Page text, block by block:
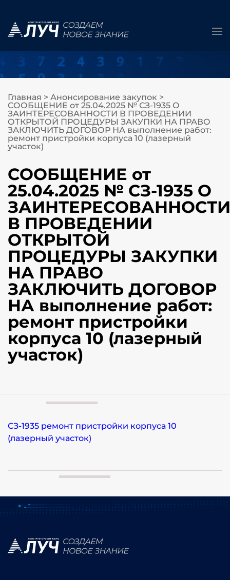
Главная > Анонсирование закупок >
СООБЩЕНИЕ от 25.04.2025 № СЗ-1935 О
ЗАИНТЕРЕСОВАННОСТИ В ПРОВЕДЕНИИ
ОТКРЫТОЙ ПРОЦЕДУРЫ ЗАКУПКИ НА ПРАВО
ЗАКЛЮЧИТЬ ДОГОВОР НА выполнение работ:
ремонт пристройки корпуса 10 (лазерный
участок)
СООБЩЕНИЕ от
25.04.2025 № СЗ-1935 О
ЗАИНТЕРЕСОВАННОСТИ
В ПРОВЕДЕНИИ
ОТКРЫТОЙ
ПРОЦЕДУРЫ ЗАКУПКИ
НА ПРАВО
ЗАКЛЮЧИТЬ ДОГОВОР
НА выполнение работ:
ремонт пристройки
корпуса 10 (лазерный
участок)
СЗ-1935 ремонт пристройки корпуса 10
(лазерный участок)